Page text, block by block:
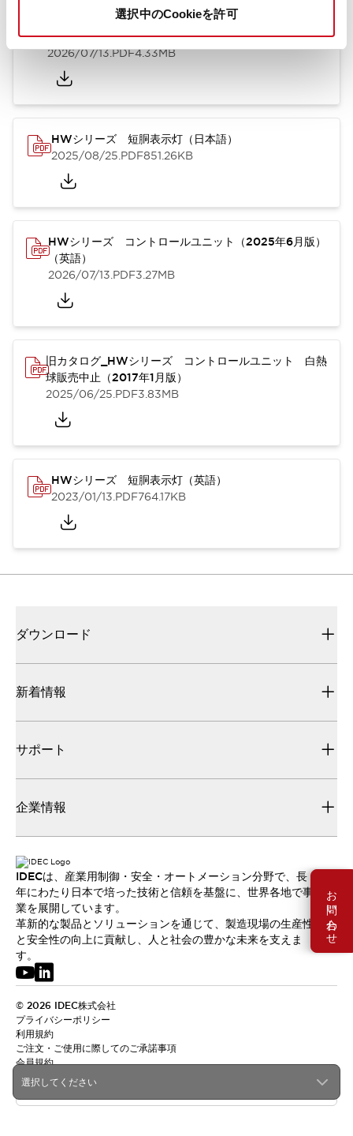
選択中のCookieを許可
お問い合わせ
HWシリーズ コントロールユニット（2025年6月版）
（日本語）
2026/07/13.PDF4.33MB
HWシリーズ 短胴表示灯（日本語）
2025/08/25.PDF851.26KB
HWシリーズ コントロールユニット（2025年6月版）
（英語）
2026/07/13.PDF3.27MB
旧カタログ_HWシリーズ コントロールユニット 白熱
球販売中止（2017年1月版）
2025/06/25.PDF3.83MB
HWシリーズ 短胴表示灯（英語）
2023/01/13.PDF764.17KB
選択してください
ダウンロード
新着情報
サポート
企業情報
IDECは、産業用制御・安全・オートメーション分野で、長
年にわたり日本で培った技術と信頼を基盤に、世界各地で事
業を展開しています。
革新的な製品とソリューションを通じて、製造現場の生産性
と安全性の向上に貢献し、人と社会の豊かな未来を支えま
す。
© 2026 IDEC株式会社
プライバシーポリシー
利用規約
ご注文・ご使用に際してのご承諾事項
会員規約
日本